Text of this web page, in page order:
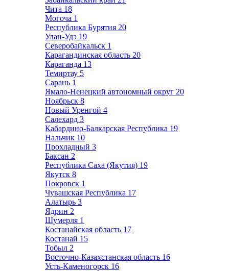
Чита 18
Могоча 1
Республика Бурятия 20
Улан-Удэ 19
Северобайкальск 1
Карагандинская область 20
Караганда 13
Темиртау 5
Сарань 1
Ямало-Ненецкий автономный округ 20
Ноябрьск 8
Новый Уренгой 4
Салехард 3
Кабардино-Балкарская Республика 19
Нальчик 10
Прохладный 3
Баксан 2
Республика Саха (Якутия) 19
Якутск 8
Покровск 1
Чувашская Республика 17
Алатырь 3
Ядрин 2
Шумерля 1
Костанайская область 17
Костанай 15
Тобыл 2
Восточно-Казахстанская область 16
Усть-Каменогорск 16